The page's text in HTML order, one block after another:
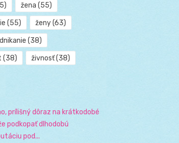
žena (55)
(55) ženy(63)
(38)
(38) živnosť(38)
prílišný dôraz na krátkodobé
podkopať dlhodobú
pod...